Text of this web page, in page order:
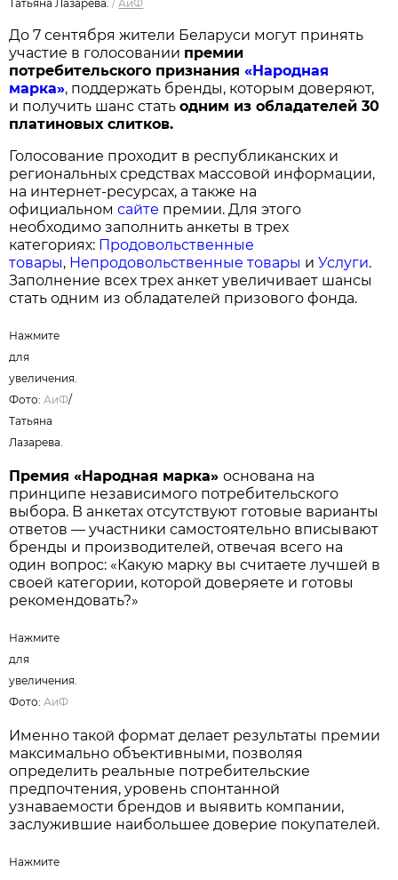
Татьяна Лазарева. / АиФ
До 7 сентября жители Беларуси могут принять
участие в голосовании премии
потребительского признания«Народная
марка», поддержать бренды, которым доверяют,
и получить шанс статьодним из обладателей 30
платиновых слитков.
Голосование проходит в республиканских и
региональных средствах массовой информации,
на интернет-ресурсах, а также на
официальномсайте премии. Для этого
необходимо заполнить анкеты в трех
категориях: Продовольственные
товары, Непродовольственные товары иУслуги.
Заполнение всех трех анкет увеличивает шансы
стать одним из обладателей призового фонда.
Нажмите для увеличения. Фото:АиФ/Татьяна Лазарева.
принципе независимого потребительского
выбора. В анкетах отсутствуют готовые варианты
бренды и производителей, отвечая всего на
один вопрос: «Какую марку вы считаете лучшей в
своей категории, которой доверяете и готовы
рекомендовать?»